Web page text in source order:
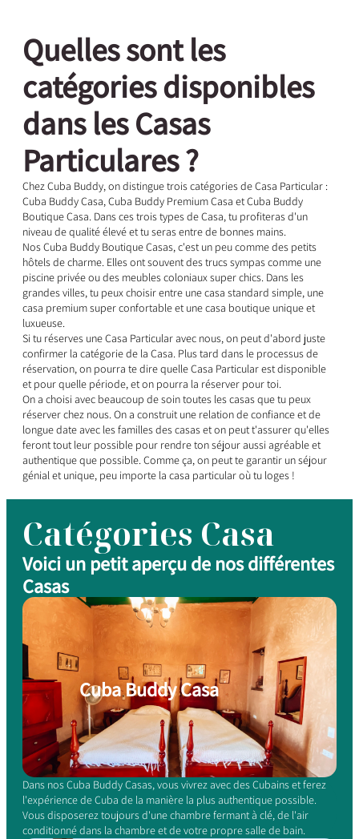
Quelles sont les
catégories disponibles
dans les Casas
Particulares ?
Chez Cuba Buddy, on distingue trois catégories de Casa Particular :
Cuba Buddy Casa, Cuba Buddy Premium Casa et Cuba Buddy
Boutique Casa. Dans ces trois types de Casa, tu profiteras d'un
niveau de qualité élevé et tu seras entre de bonnes mains.
Nos Cuba Buddy Boutique Casas, c'est un peu comme des petits
hôtels de charme. Elles ont souvent des trucs sympas comme une
piscine privée ou des meubles coloniaux super chics. Dans les
grandes villes, tu peux choisir entre une casa standard simple, une
casa premium super confortable et une casa boutique unique et
luxueuse.
Si tu réserves une Casa Particular avec nous, on peut d'abord juste
confirmer la catégorie de la Casa. Plus tard dans le processus de
réservation, on pourra te dire quelle Casa Particular est disponible
et pour quelle période, et on pourra la réserver pour toi.
On a choisi avec beaucoup de soin toutes les casas que tu peux
réserver chez nous. On a construit une relation de confiance et de
longue date avec les familles des casas et on peut t'assurer qu'elles
feront tout leur possible pour rendre ton séjour aussi agréable et
authentique que possible. Comme ça, on peut te garantir un séjour
génial et unique, peu importe la casa particular où tu loges !
Catégories Casa
Voici un petit aperçu de nos différentes
Casas
Cuba Buddy Casa
Dans nos Cuba Buddy Casas, vous vivrez avec des Cubains et ferez
l'expérience de Cuba de la manière la plus authentique possible.
Vous disposerez toujours d'une chambre fermant à clé, de l'air
conditionné dans la chambre et de votre propre salle de bain.